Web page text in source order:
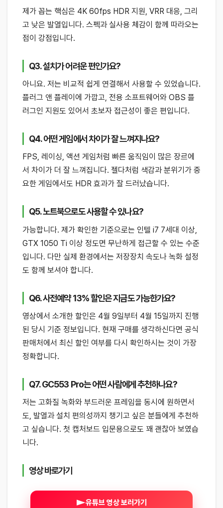
제가 꼽는 핵심은 4K 60fps HDR 지원, VRR 대응, 그리
고 낮은 발열입니다. 스펙과 실사용 체감이 함께 따라오는
점이 강점입니다.
Q3. 설치가 어려운 편인가요?
아니요. 저는 비교적 쉽게 연결해서 사용할 수 있었습니다.
플러그 앤 플레이에 가깝고, 전용 소프트웨어와 OBS 플
러그인 지원도 있어서 초보자 접근성이 좋은 편입니다.
Q4. 어떤 게임에서 차이가 잘 느껴지나요?
FPS, 레이싱, 액션 게임처럼 빠른 움직임이 많은 장르에
서 차이가 더 잘 느껴집니다. 젤다처럼 색감과 분위기가 중
요한 게임에서도 HDR 효과가 잘 드러났습니다.
Q5. 노트북으로도 사용할 수 있나요?
가능합니다. 제가 확인한 기준으로는 인텔 i7 7세대 이상,
GTX 1050 Ti 이상 정도면 무난하게 접근할 수 있는 수준
입니다. 다만 실제 환경에서는 저장장치 속도나 녹화 설정
도 함께 보셔야 합니다.
Q6. 사전예약 13% 할인은 지금도 가능한가요?
영상에서 소개한 할인은 4월 9일부터 4월 15일까지 진행
된 당시 기준 정보입니다. 현재 구매를 생각하신다면 공식
판매처에서 최신 할인 여부를 다시 확인하시는 것이 가장
정확합니다.
Q7. GC553 Pro는 어떤 사람에게 추천하나요?
저는 고화질 녹화와 부드러운 프레임을 동시에 원하면서
도, 발열과 설치 편의성까지 챙기고 싶은 분들에게 추천하
고 싶습니다. 첫 캡처보드 입문용으로도 꽤 괜찮아 보였습
니다.
영상 바로가기
유튜브 영상 보러가기